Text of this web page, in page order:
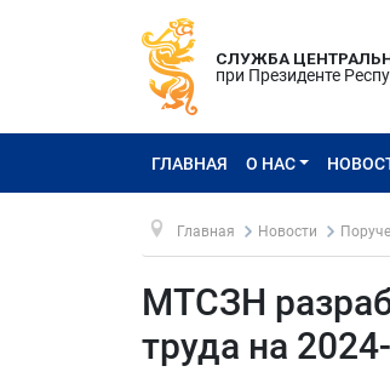
СЛУЖБА
при Президенте
ГЛАВНАЯ О НАС
Главная Новости
МТСЗН
труда на